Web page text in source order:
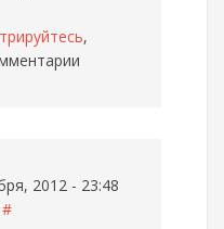
,
2012 - 23:48
#